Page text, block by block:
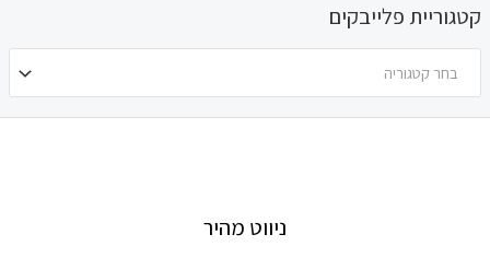
קטגוריית פלייבקים
בחר קטגוריה
ניווט מהיר